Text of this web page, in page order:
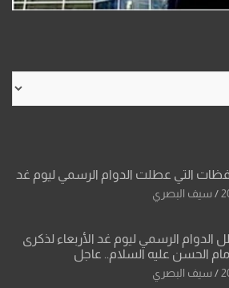
التي عطلت الدوام الرسمي ليوم غد
سيف البصري
الدوام الرسمي ليوم غد الأربعاء لذكرى
الحسن عليه السلام.. عاجل
سيف البصري